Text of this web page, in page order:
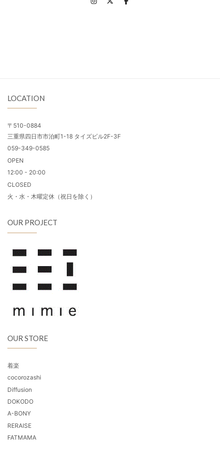
LOCATION
〒510-0884
三重県四日市市泊町1-18 タイズビル2F-3F
059-349-0585
OPEN
12:00 - 20:00
CLOSED
火・水・木曜定休（祝日を除く）
OUR PROJECT
OUR STORE
着楽
cocorozashi
Diffusion
DOKODO
A-BONY
RERAISE
FATMAMA